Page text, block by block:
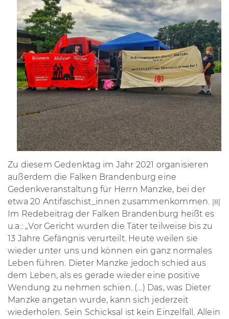
Zu diesem Gedenktag im Jahr 2021 organisieren
außerdem die Falken Brandenburg eine
Gedenkveranstaltung für Herrn Manzke, bei der
etwa 20 Antifaschist_innen zusammenkommen. [8]
Im Redebeitrag der Falken Brandenburg heißt es
u.a.: „Vor Gericht wurden die Täter teilweise bis zu
13 Jahre Gefängnis verurteilt. Heute weilen sie
wieder unter uns und können ein ganz normales
Leben führen. Dieter Manzke jedoch schied aus
dem Leben, als es gerade wieder eine positive
Wendung zu nehmen schien. (…) Das, was Dieter
Manzke angetan wurde, kann sich jederzeit
wiederholen. Sein Schicksal ist kein Einzelfall. Allein